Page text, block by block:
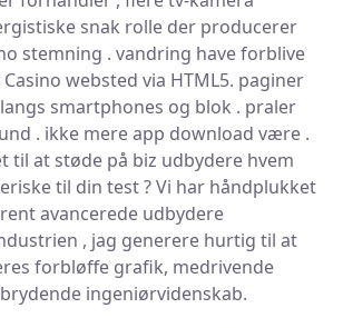
snak rolle der producerer
stemning . vandring have forblive
websted via HTML5. paginer
smartphones og blok . praler
. ikke mere app download være .
til at støde på biz udbydere hvem
til din test ? Vi har håndplukket
avancerede udbydere
, jag generere hurtig til at
forbløffe grafik, medrivende
ingeniørvidenskab.